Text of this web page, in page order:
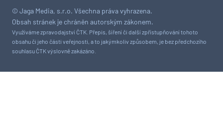
© Jaga Media, s.r.o. Všechna práva vyhrazena.
Obsah stránek je chráněn autorským zákonem.
Využíváme zpravodajství ČTK. Přepis, šíření či další zpřístupňování tohoto
obsahu či jeho části veřejnosti, a to jakýmkoliv způsobem, je bez předchozího
souhlasu ČTK výslovně zakázáno.